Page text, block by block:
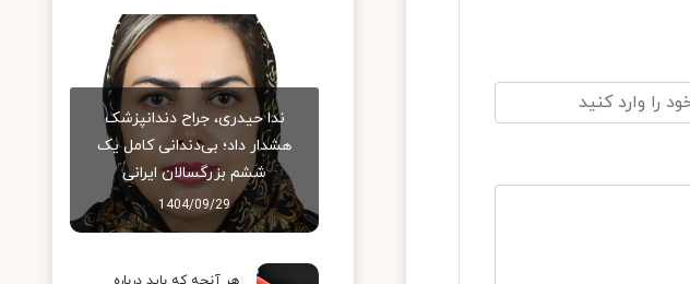
ندا حیدری، جراح دندانپزشک
هشدار داد؛ بی‌دندانی کامل یک
ششم بزرگسالان ایرانی
1404/09/29